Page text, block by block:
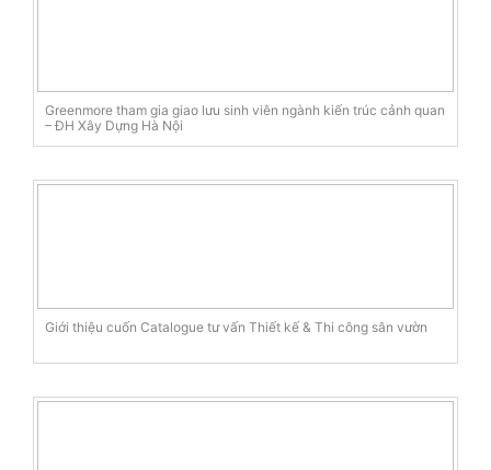
Greenmore tham gia giao lưu sinh viên ngành kiến trúc cảnh quan
– ĐH Xây Dựng Hà Nội
Giới thiệu cuốn Catalogue tư vấn Thiết kế & Thi công sân vườn